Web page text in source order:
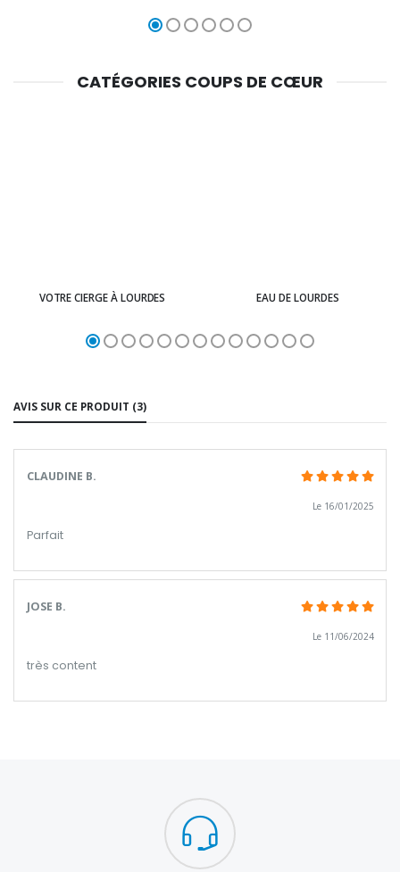
CATÉGORIES COUPS DE CŒUR
VOTRE CIERGE À LOURDES EAU DE LOURDES
AVIS SUR CE PRODUIT (3)
CLAUDINE B.
Le 16/01/2025
Parfait
JOSE B.
Le 11/06/2024
très content